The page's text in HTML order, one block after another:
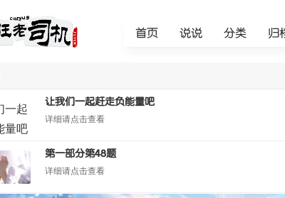
首页 说说 分类 归
让我们一起赶走负能量吧
详细请点击查看
第一部分第48题
详细请点击查看